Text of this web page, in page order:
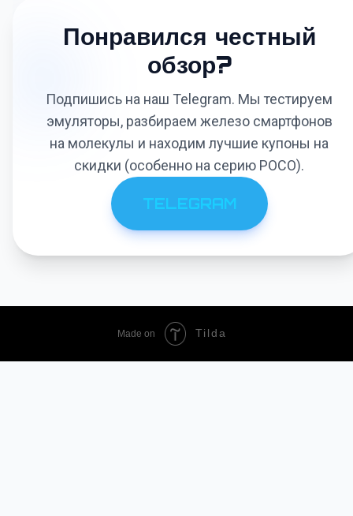
Понравился честный
обзор?
Подпишись на наш Telegram. Мы тестируем
эмуляторы, разбираем железо смартфонов
на молекулы и находим лучшие купоны на
скидки (особенно на серию POCO).
TELEGRAM
Made on Tilda